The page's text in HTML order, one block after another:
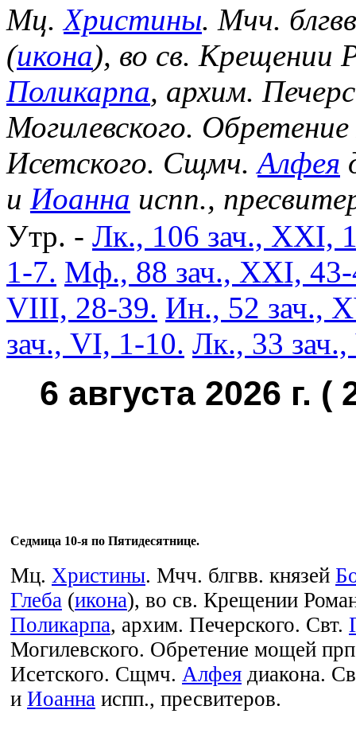
Мц.Христины. Мчч.
(икона), во св. Крещении
Поликарпа, архим.
Могилевского.
Исетского. Сщмч.Алфея
и Иоанна испп.,
Утр. - Лк., 106 зач., XXI,
1-7. Мф., 88 зач., XXI,
VIII, 28-39. Ин., 52 зач.,
зач., VI, 1-10. Лк., 33
6 августа 2026 г. (
Седмица 10-я по Пятидесятнице.
Мц. Христины. Мчч. блгвв. князей
Глеба (икона), во св. Крещении
Поликарпа, архим. Печерского. Свт.
Могилевского. Обретение мощей
Исетского. Сщмч. Алфея диакона.
и Иоанна испп., пресвитеров.